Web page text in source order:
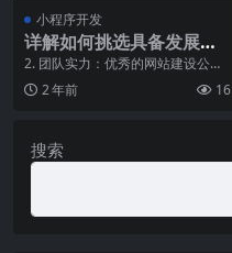
小程序开发
详解如何挑选具备发展潜
力的网站建设公司
2. 团队实力：优秀的网站建设公司
拥有专业的技术团队，包括前端设
计、后端开发、U
2 年前 16
搜索